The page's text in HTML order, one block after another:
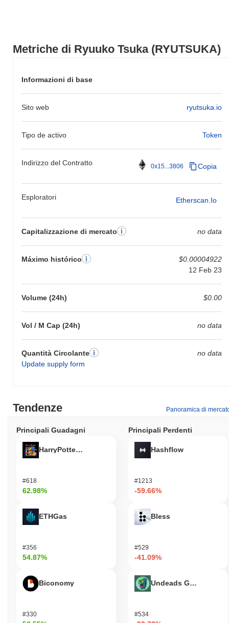
Metriche di Ryuuko Tsuka (RYUTSUKA)
Informazioni di base
Sito web ryutsuka.io
Tipo de activo Token
Indirizzo del Contratto 0x15...3806 Copia
Esploratori Etherscan.io
Capitalizzazione di mercato no data
Máximo histórico
$0.00004922
12 Feb 23
Volume (24h) $0.00
Vol / M Cap (24h) no data
Quantità Circolante
Update supply form
no data
Tendenze Panoramica di
Principali Guadagni
HarryPotterObamaSonic10Inu (ETH)
#618
62.98%
ETHGas
#356
54.87%
Biconomy
#330
Principali Perdenti
Hashflow
#1213
-59.66%
Bless
#529
-41.09%
Undeads Games
#534